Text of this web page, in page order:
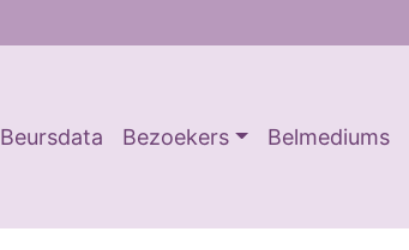
Beursdata Bezoekers Belmediums